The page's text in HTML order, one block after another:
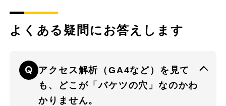
よくある疑問にお答えします
アクセス解析（GA4など）を見て
も、どこが「バケツの穴」なのかわ
かりません。